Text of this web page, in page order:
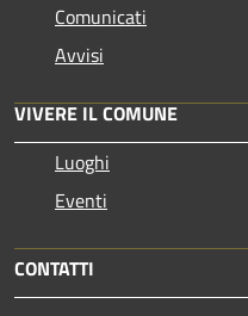
Comunicati
Avvisi
VIVERE IL COMUNE
Luoghi
Eventi
CONTATTI